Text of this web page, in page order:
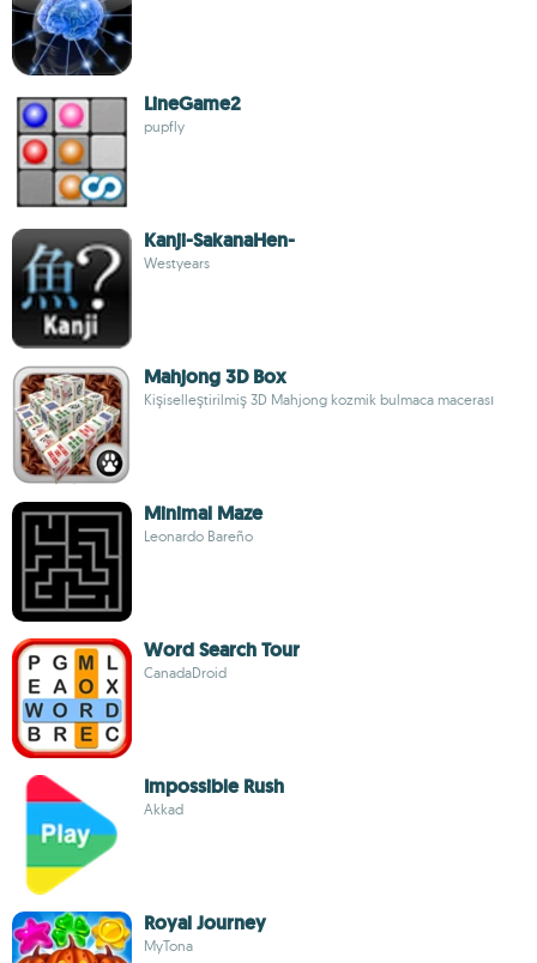
LineGame2
pupfly
Kanji-SakanaHen-
Westyears
Mahjong 3D Box
Kişiselleştirilmiş 3D Mahjong kozmik bulmaca macerası
Minimal Maze
Leonardo Bareño
Word Search Tour
CanadaDroid
Impossible Rush
Akkad
Royal Journey
MyTona